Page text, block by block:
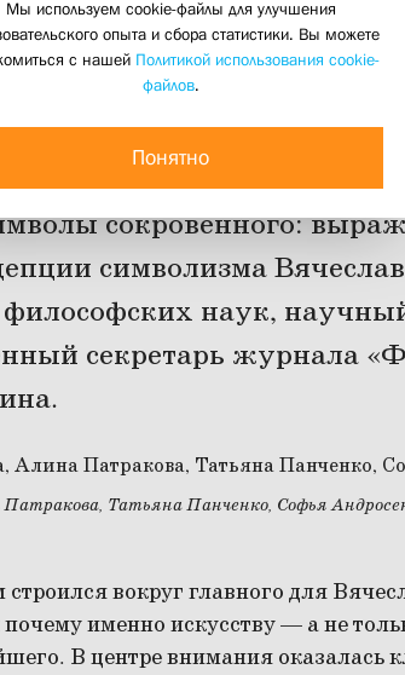
22 мая 2026
институте прошёл
поэта-символиста,
культуры Вячеслава
сокровенного:
символизма
наук,
секретарь журнала
Татьяна Панченко, Софья
вокруг главного для
именно искусству — а не
В центре внимания оказалась
Мы используем cookie-файлы для улучшения
опыта и сбора статистики. Вы можете
с нашей Политикой использования cookie-
файлов.
Понятно